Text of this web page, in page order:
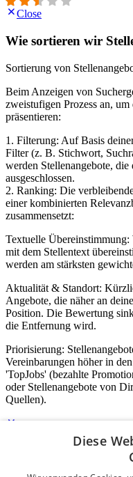
Close
Wie sortieren wir
Sortierung von
Beim Anzeigen von
zweistufigen Prozess an, um
präsentieren:
1. Filterung: Auf Basis
Filter (z. B. Stichwort,
werden Stellenangebote,
ausgeschlossen.
2. Ranking: Die
einer kombinierten
zusammensetzt:
Textuelle
mit dem Stellentext
werden am stärksten
Aktualität & Standort:
Angebote, die näher an
Position. Die Bewertung
die Entfernung wird.
Priorisierung:
Vereinbarungen höher in
'TopJobs' (bezahlte
oder Stellenangebote von
Quellen).
Login für
Diese